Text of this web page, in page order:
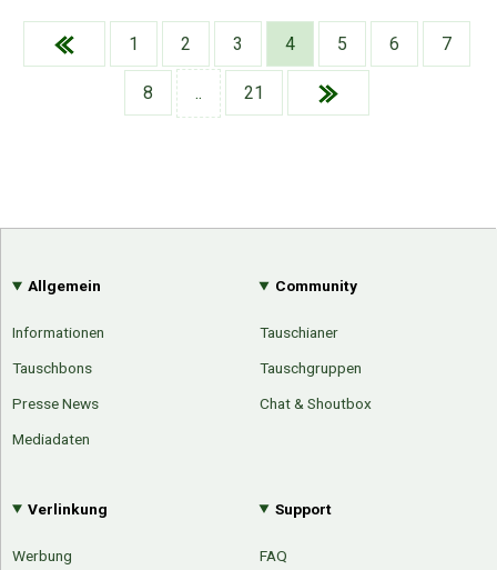
Mit Email Twitter Facebook
Google
Tauschbons
Neue Artikel
1 2 3 4 5 6 7
8 .. 21
Allgemein
Informationen
Tauschbons
Presse News
Mediadaten
Community
Tauschianer
Tauschgruppen
Chat & Shoutbox
Verlinkung
Werbung
Support
FAQ